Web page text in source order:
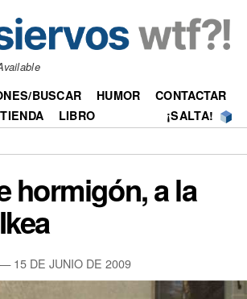
BUSCAR HUMOR
CONTACTAR
TIENDA LIBRO ¡SALTA!
hormigón, a la
—15 DE JUNIO DE 2009